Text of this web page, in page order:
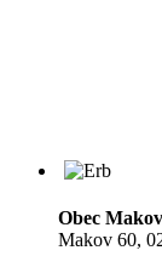
Obec Makov
Makov 60,